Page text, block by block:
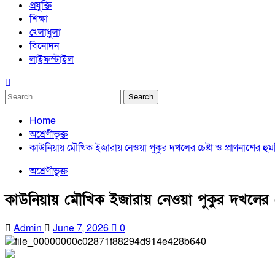
প্রযুক্তি
শিক্ষা
খেলাধুলা
বিনোদন
লাইফস্টাইল
Search
Home
অশ্রেণীভুক্ত
কাউনিয়ায় মৌখিক ইজারায় নেওয়া পুকুর দখলের চেষ্টা ও প্রাণনাশের
অশ্রেণীভুক্ত
কাউনিয়ায় মৌখিক ইজারায় নেওয়া পুকুর দখলের
Admin June 7, 2026 0